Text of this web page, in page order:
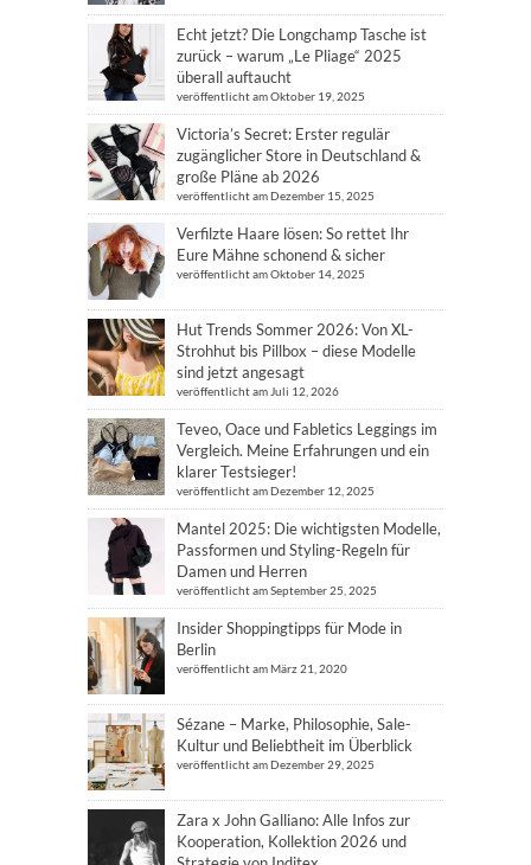
Echt jetzt? Die Longchamp Tasche ist
zurück – warum „Le Pliage“ 2025
überall auftaucht
veröffentlicht am Oktober 19, 2025
Victoria’s Secret: Erster regulär
zugänglicher Store in Deutschland &
große Pläne ab 2026
veröffentlicht am Dezember 15, 2025
Verfilzte Haare lösen: So rettet Ihr
Eure Mähne schonend & sicher
veröffentlicht am Oktober 14, 2025
Hut Trends Sommer 2026: Von XL-
Strohhut bis Pillbox – diese Modelle
sind jetzt angesagt
veröffentlicht am Juli 12, 2026
Teveo, Oace und Fabletics Leggings im
Vergleich. Meine Erfahrungen und ein
klarer Testsieger!
veröffentlicht am Dezember 12, 2025
Mantel 2025: Die wichtigsten Modelle,
Passformen und Styling-Regeln für
Damen und Herren
veröffentlicht am September 25, 2025
Insider Shoppingtipps für Mode in
Berlin
veröffentlicht am März 21, 2020
Sézane – Marke, Philosophie, Sale-
Kultur und Beliebtheit im Überblick
veröffentlicht am Dezember 29, 2025
Zara x John Galliano: Alle Infos zur
Kooperation, Kollektion 2026 und